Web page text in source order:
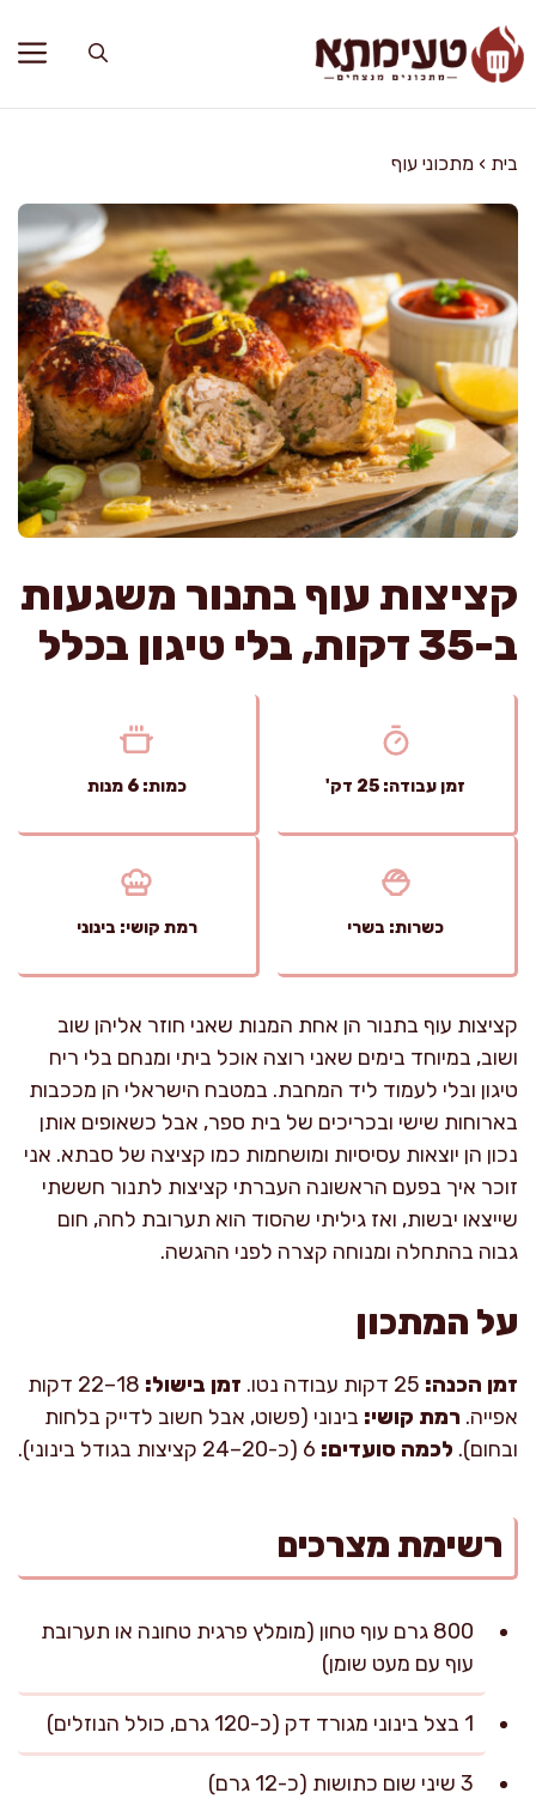
לתוכן
בית › מתכוני עוף
קציצות עוף בתנור משגעות
ב-35 דקות, בלי טיגון בכלל
זמן עבודה: 25 דק' כמות: 6 מנות
כשרות: בשרי רמת קושי: בינוני
קציצות עוף בתנור הן אחת המנות שאני חוזר אליהן שוב
ושוב, במיוחד בימים שאני רוצה אוכל ביתי ומנחם בלי ריח
טיגון ובלי לעמוד ליד המחבת. במטבח הישראלי הן מככבות
בארוחות שישי ובכריכים של בית ספר, אבל כשאופים אותן
נכון הן יוצאות עסיסיות ומושחמות כמו קציצה של סבתא. אני
זוכר איך בפעם הראשונה העברתי קציצות לתנור חששתי
שייצאו יבשות, ואז גיליתי שהסוד הוא תערובת לחה, חום
גבוה בהתחלה ומנוחה קצרה לפני ההגשה.
על המתכון
זמן הכנה: זמן בישול:
18–22 דקות
אפייה. רמת קושי: בינוני (פשוט, אבל חשוב לדייק בלחות
ובחום). לכמה סועדים:
רשימת מצרכים
800 גרם עוף טחון (מומלץ פרגית טחונה או תערובת
עוף עם מעט שומן)
1 בצל בינוני מגורד דק (כ-120 גרם, כולל הנוזלים)
3 שיני שום כתושות (כ-12 גרם)